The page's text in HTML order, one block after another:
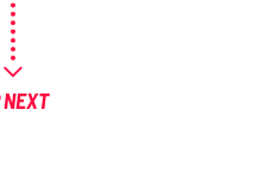
NEXT